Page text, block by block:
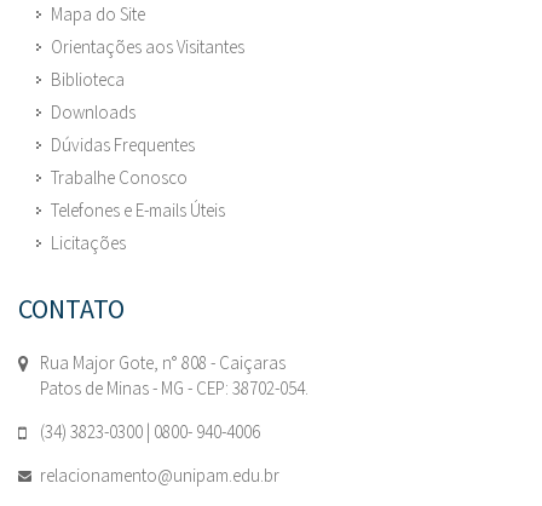
Mapa do Site
Orientações aos Visitantes
Biblioteca
Downloads
Dúvidas Frequentes
Trabalhe Conosco
Telefones e E-mails Úteis
Licitações
CONTATO
Rua Major Gote, n° 808 - Caiçaras
Patos de Minas - MG - CEP: 38702-054.
(34) 3823-0300 | 0800- 940-4006
relacionamento@unipam.edu.br